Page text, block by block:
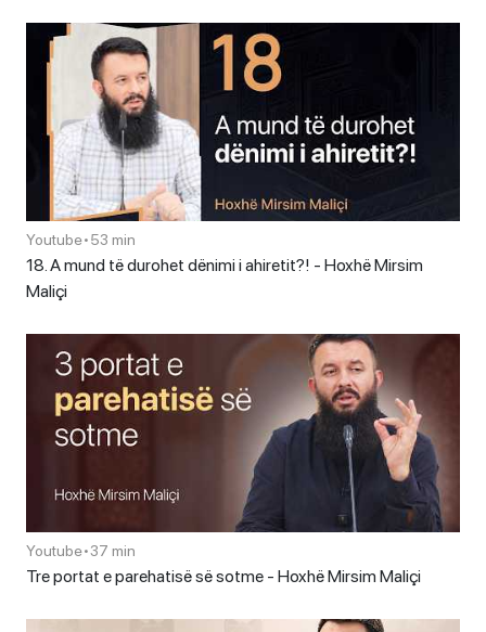
Youtube•53 min
18. A mund të durohet dënimi i ahiretit?! - Hoxhë Mirsim
Maliçi
Youtube•37 min
Tre portat e parehatisë së sotme - Hoxhë Mirsim Maliçi